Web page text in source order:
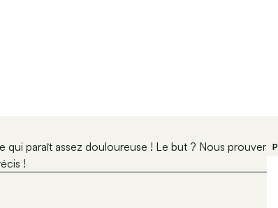
qui paraît assez douloureuse ! Le but ? Nous prouver
!